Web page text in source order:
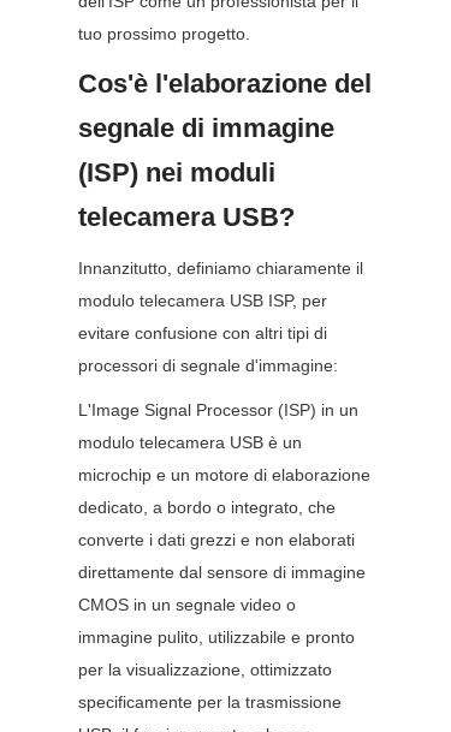
tuo prossimo progetto.
Cos'è l'elaborazione del
segnale di immagine
(ISP) nei moduli
telecamera USB?
Innanzitutto, definiamo chiaramente il
modulo telecamera USB ISP, per
evitare confusione con altri tipi di
processori di segnale d'immagine:
L'Image Signal Processor (ISP) in un
modulo telecamera USB è un
microchip e un motore di elaborazione
dedicato, a bordo o integrato, che
converte i dati grezzi e non elaborati
direttamente dal sensore di immagine
CMOS in un segnale video o
immagine pulito, utilizzabile e pronto
per la visualizzazione, ottimizzato
specificamente per la trasmissione